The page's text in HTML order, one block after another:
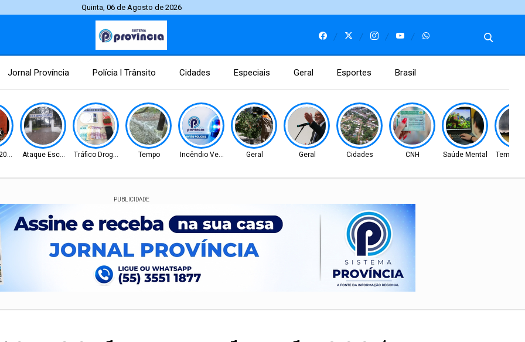
Quinta, 06 de Agosto de 2026
Jornal Província Polícia l Trânsito Cidades Especiais Geral Esportes Brasil
Ataque Escolar Tráfico Drogas Tempo Incêndio Veicular Geral Geral Cidades CNH Saúde Mental Tempo
PUBLICIDADE